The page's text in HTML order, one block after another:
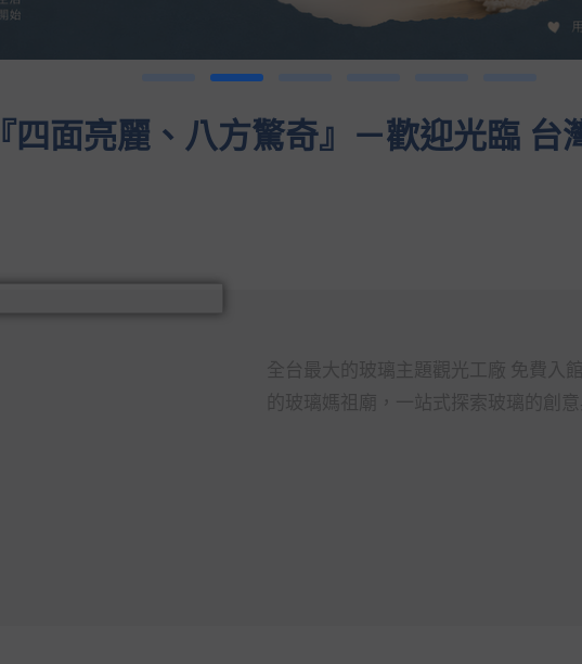
『四面亮麗、八方驚奇』－歡迎光臨 台